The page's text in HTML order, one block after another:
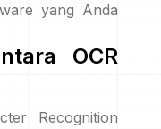
yang Anda
OCR
Recognition